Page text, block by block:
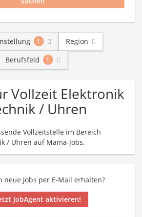
1
Region
Berufsfeld
1
Vollzeit Elektronik
/ Uhren
Vollzeitstelle im Bereich
/ Uhren auf Mama-Jobs.
neue Jobs per E-Mail erhalten?
JobAgent aktivieren!